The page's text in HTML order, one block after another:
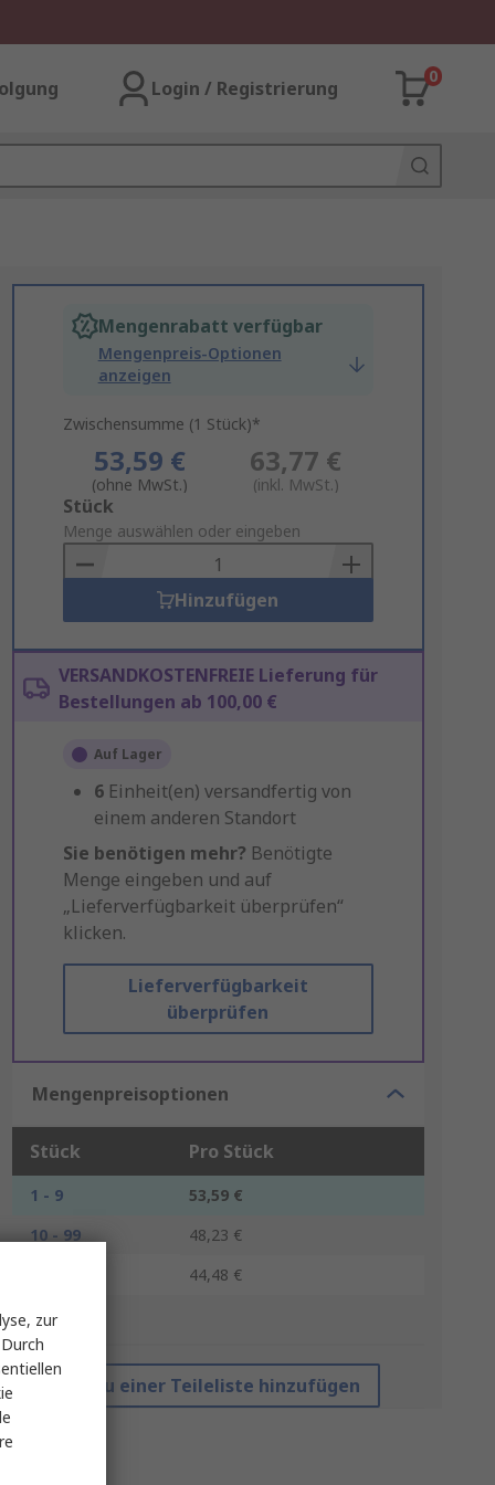
Login / Registrierung
0
Mengenrabatt verfügbar
Mengenpreis-Optionen
anzeigen
Zwischensumme (1 Stück)*
53,59 €
(ohne MwSt.)
63,77 €
(inkl. MwSt.)
Add
to
Basket
Stück
Menge auswählen oder eingeben
Hinzufügen
VERSANDKOSTENFREIE Lieferung für
Bestellungen ab 100,00 €
Auf Lager
6 Einheit(en) versandfertig von
einem anderen Standort
Sie benötigen mehr? Benötigte
Menge eingeben und auf
„Lieferverfügbarkeit überprüfen“
klicken.
Lieferverfügbarkeit
überprüfen
Mengenpreisoptionen
Stück Pro Stück
1 - 9
53,59 €
10 - 99
48,23 €
44,48 €
*Richtpreis
Zu einer Teileliste hinzufügen
zur